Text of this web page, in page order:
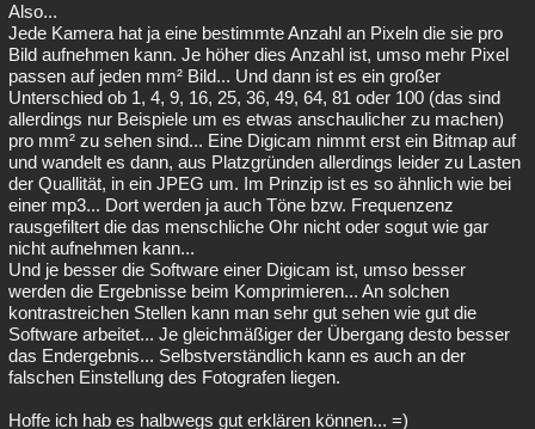
Also...
Jede Kamera hat ja eine bestimmte Anzahl an Pixeln die sie pro
Bild aufnehmen kann. Je höher dies Anzahl ist, umso mehr Pixel
passen auf jeden mm² Bild... Und dann ist es ein großer
Unterschied ob 1, 4, 9, 16, 25, 36, 49, 64, 81 oder 100 (das sind
allerdings nur Beispiele um es etwas anschaulicher zu machen)
pro mm² zu sehen sind... Eine Digicam nimmt erst ein Bitmap auf
und wandelt es dann, aus Platzgründen allerdings leider zu Lasten
der Quallität, in ein JPEG um. Im Prinzip ist es so ähnlich wie bei
einer mp3... Dort werden ja auch Töne bzw. Frequenzenz
rausgefiltert die das menschliche Ohr nicht oder sogut wie gar
nicht aufnehmen kann...
Und je besser die Software einer Digicam ist, umso besser
werden die Ergebnisse beim Komprimieren... An solchen
kontrastreichen Stellen kann man sehr gut sehen wie gut die
Software arbeitet... Je gleichmäßiger der Übergang desto besser
das Endergebnis... Selbstverständlich kann es auch an der
falschen Einstellung des Fotografen liegen.
Hoffe ich hab es halbwegs gut erklären können... =)